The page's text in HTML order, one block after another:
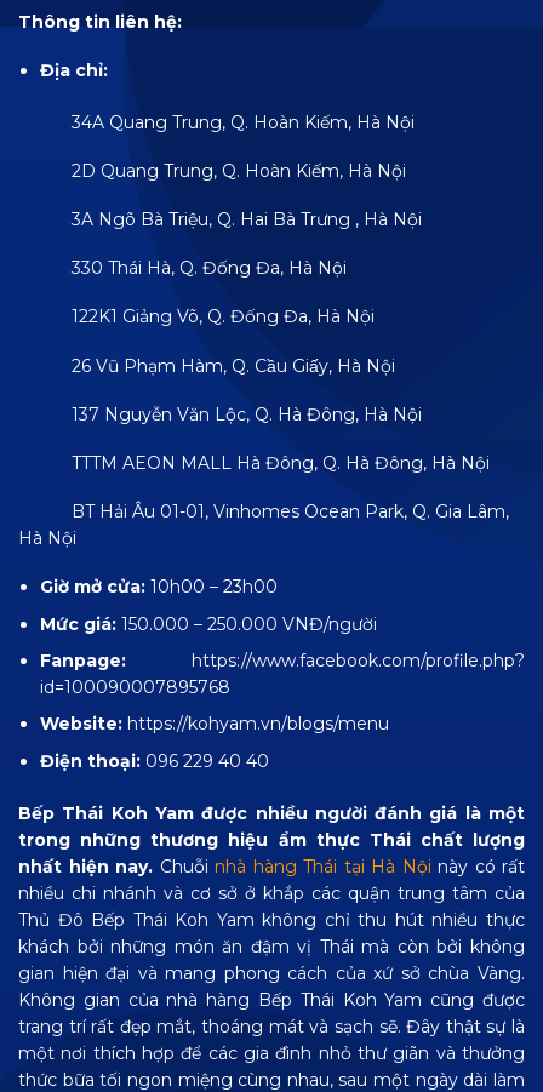
Thông tin liên hệ:
Địa chỉ:
34A Quang Trung, Q. Hoàn Kiếm, Hà Nội
2D Quang Trung, Q. Hoàn Kiếm, Hà Nội
3A Ngõ Bà Triệu, Q. Hai Bà Trưng , Hà Nội
330 Thái Hà, Q. Đống Đa, Hà Nội
122K1 Giảng Võ, Q. Đống Đa, Hà Nội
26 Vũ Phạm Hàm, Q. Cầu Giấy, Hà Nội
137 Nguyễn Văn Lộc, Q. Hà Đông, Hà Nội
TTTM AEON MALL Hà Đông, Q. Hà Đông, Hà Nội
BT Hải Âu 01-01, Vinhomes Ocean Park, Q. Gia Lâm,
Hà Nội
Giờ mở cửa: 10h00 – 23h00
Mức giá: 150.000 – 250.000 VNĐ/người
Fanpage: https://www.facebook.com/profile.php?
id=100090007895768
Website: https://kohyam.vn/blogs/menu
Điện thoại: 096 229 40 40
Bếp Thái Koh Yam được nhiều người đánh giá là một
trong những thương hiệu ẩm thực Thái chất lượng
nhất hiện nay. Chuỗi nhà hàng Thái tại Hà Nội này có rất
nhiều chi nhánh và cơ sở ở khắp các quận trung tâm của
Thủ Đô Bếp Thái Koh Yam không chỉ thu hút nhiều thực
khách bởi những món ăn đậm vị Thái mà còn bởi không
gian hiện đại và mang phong cách của xứ sở chùa Vàng.
Không gian của nhà hàng Bếp Thái Koh Yam cũng được
trang trí rất đẹp mắt, thoáng mát và sạch sẽ. Đây thật sự là
một nơi thích hợp để các gia đình nhỏ thư giãn và thưởng
thức bữa tối ngon miệng cùng nhau, sau một ngày dài làm